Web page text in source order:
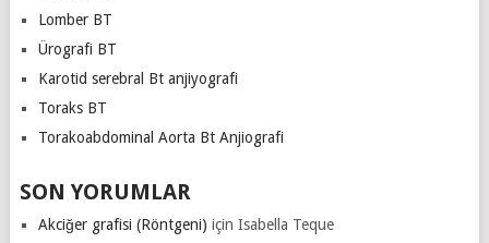
Lomber BT
Ürografi BT
Karotid serebral Bt anjiyografi
Toraks BT
Torakoabdominal Aorta Bt Anjiografi
SON YORUMLAR
Akciğer grafisi (Röntgeni) için Isabella Teque